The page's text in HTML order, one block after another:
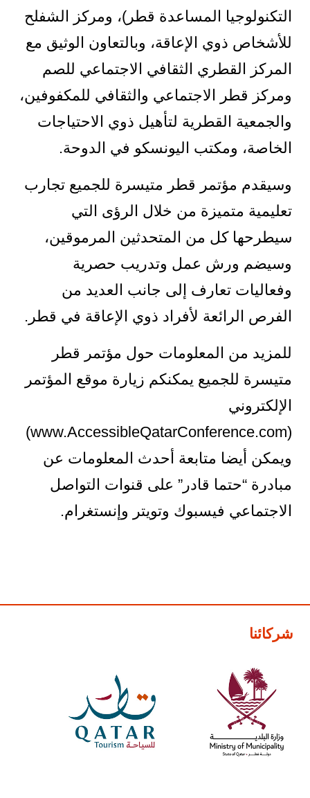
التكنولوجيا المساعدة قطر)، ومركز الشفلح
للأشخاص ذوي الإعاقة، وبالتعاون الوثيق مع
المركز القطري الثقافي الاجتماعي للصم
ومركز قطر الاجتماعي والثقافي للمكفوفين،
والجمعية القطرية لتأهيل ذوي الاحتياجات
الخاصة، ومكتب اليونسكو في الدوحة.
وسيقدم مؤتمر قطر متيسرة للجميع تجارب
تعليمية متميزة من خلال الرؤى التي
سيطرحها كل من المتحدثين المرموقين،
وسيضم ورش عمل وتدريب حصرية
وفعاليات تعارف إلى جانب العديد من
الفرص الرائعة لأفراد ذوي الإعاقة في قطر.
للمزيد من المعلومات حول مؤتمر قطر
متيسرة للجميع يمكنكم زيارة موقع المؤتمر
الإلكتروني
(www.AccessibleQatarConference.com)
ويمكن أيضا متابعة أحدث المعلومات عن
مبادرة “حتما قادر” على قنوات التواصل
الاجتماعي فيسبوك وتويتر وإنستغرام.
شركائنا